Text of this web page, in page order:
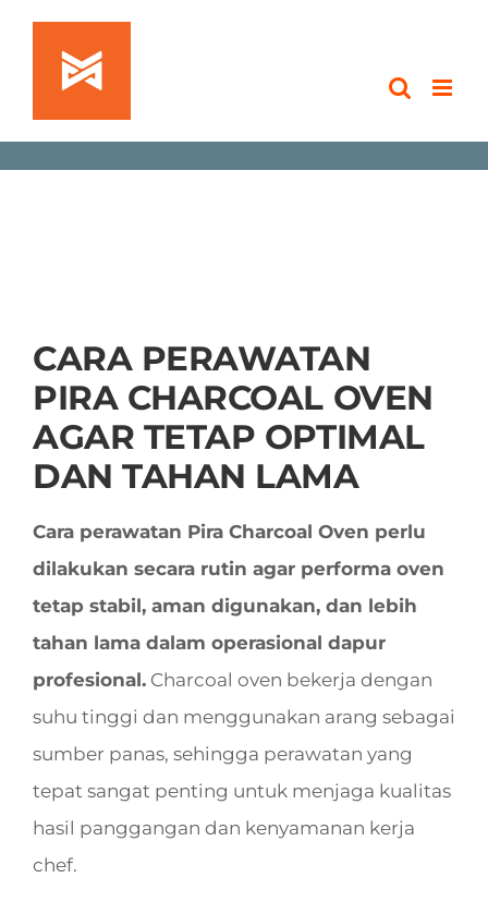
Skip
content
CARA PERAWATAN
PIRA CHARCOAL OVEN
AGAR TETAP OPTIMAL
DAN TAHAN LAMA
Cara perawatan Pira Charcoal Oven perlu
dilakukan secara rutin agar performa oven
tetap stabil, aman digunakan, dan lebih
tahan lama dalam operasional dapur
profesional.Charcoal oven bekerja dengan
suhu tinggi dan menggunakan arang sebagai
sumber panas, sehingga perawatan yang
tepat sangat penting untuk menjaga kualitas
hasil panggangan dan kenyamanan kerja
chef.